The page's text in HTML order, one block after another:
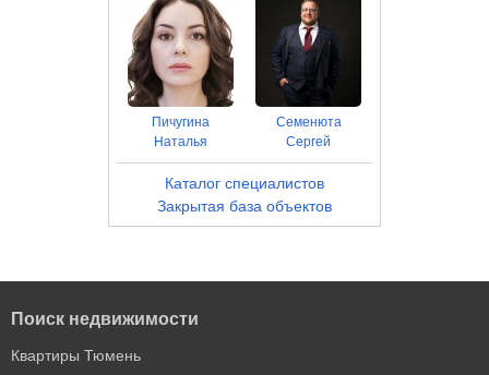
Пичугина
Наталья
Семенюта
Сергей
Каталог специалистов
Закрытая база объектов
Поиск недвижимости
Квартиры Тюмень